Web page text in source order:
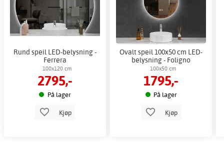
Rund speil LED-belysning -
Ferrera
100x120 cm
2795,-
På lager
Kjøp
Ovalt speil 100x50 cm LED-
belysning - Foligno
100x50 cm
1795,-
På lager
Kjøp